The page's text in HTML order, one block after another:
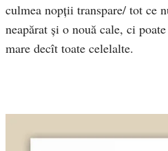
culmea nopţii transpare/ tot ce
neapărat şi o nouă cale, ci
mare decît toate celelalte.